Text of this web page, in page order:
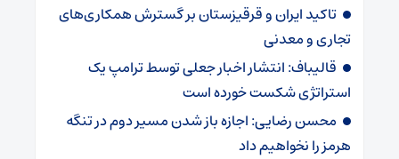
تاکید ایران و قرقیزستان بر گسترش همکاری‌های
تجاری و معدنی
قالیباف: انتشار اخبار جعلی توسط ترامپ یک
استراتژی شکست خورده است
محسن رضایی: اجازه باز شدن مسیر دوم در تنگه
هرمز را نخواهیم داد